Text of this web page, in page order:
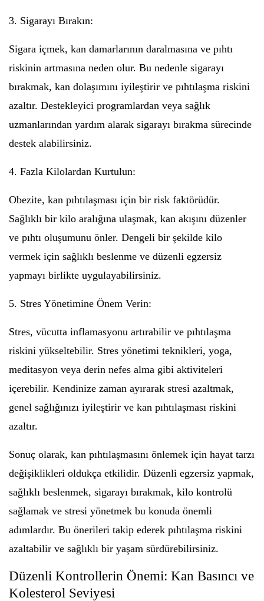
3. Sigarayı Bırakın:
Sigara içmek, kan damarlarının daralmasına ve pıhtı
riskinin artmasına neden olur. Bu nedenle sigarayı
bırakmak, kan dolaşımını iyileştirir ve pıhtılaşma riskini
azaltır. Destekleyici programlardan veya sağlık
uzmanlarından yardım alarak sigarayı bırakma sürecinde
destek alabilirsiniz.
4. Fazla Kilolardan Kurtulun:
Obezite, kan pıhtılaşması için bir risk faktörüdür.
Sağlıklı bir kilo aralığına ulaşmak, kan akışını düzenler
ve pıhtı oluşumunu önler. Dengeli bir şekilde kilo
vermek için sağlıklı beslenme ve düzenli egzersiz
yapmayı birlikte uygulayabilirsiniz.
5. Stres Yönetimine Önem Verin:
Stres, vücutta inflamasyonu artırabilir ve pıhtılaşma
riskini yükseltebilir. Stres yönetimi teknikleri, yoga,
meditasyon veya derin nefes alma gibi aktiviteleri
içerebilir. Kendinize zaman ayırarak stresi azaltmak,
genel sağlığınızı iyileştirir ve kan pıhtılaşması riskini
azaltır.
Sonuç olarak, kan pıhtılaşmasını önlemek için hayat tarzı
değişiklikleri oldukça etkilidir. Düzenli egzersiz yapmak,
sağlıklı beslenmek, sigarayı bırakmak, kilo kontrolü
sağlamak ve stresi yönetmek bu konuda önemli
adımlardır. Bu önerileri takip ederek pıhtılaşma riskini
azaltabilir ve sağlıklı bir yaşam sürdürebilirsiniz.
Düzenli Kontrollerin Önemi: Kan Basıncı ve
Kolesterol Seviyesi